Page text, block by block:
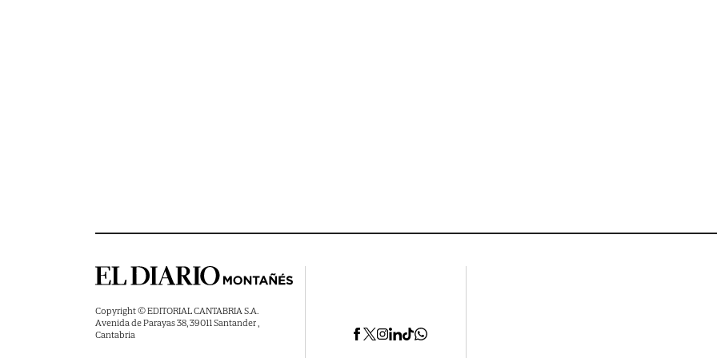
Copyright © EDITORIAL CANTABRIA S.A.
Avenida de Parayas 38, 39011 Santander ,
Cantabria